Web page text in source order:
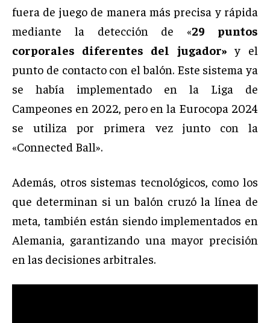
fuera de juego de manera más precisa y rápida
mediante la detección de «29 puntos
corporales diferentes del jugador»y el
punto de contacto con el balón. Este sistema ya
se había implementado en la Liga de
Campeones en 2022, pero en la Eurocopa 2024
se utiliza por primera vez junto con la
«Connected Ball».
Además, otros sistemas tecnológicos, como los
que determinan si un balón cruzó la línea de
meta, también están siendo implementados en
Alemania, garantizando una mayor precisión
en las decisiones arbitrales.